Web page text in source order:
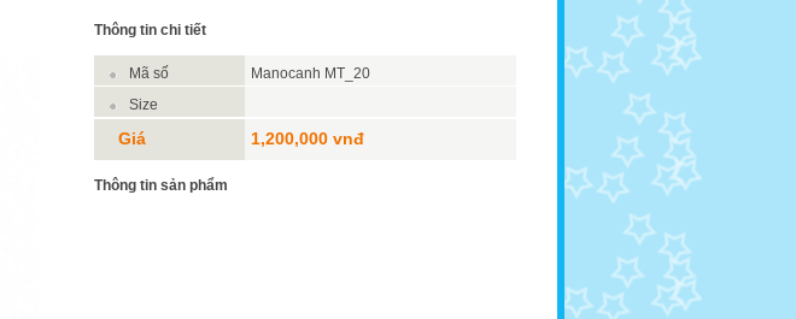
Thông tin chi tiết
Mã số
Manocanh MT_20
Size
Giá 1,200,000 vnđ
Thông tin sản phẩm